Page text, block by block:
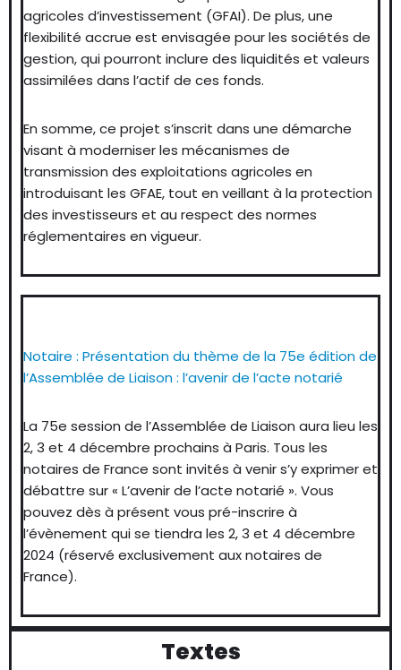
agricoles d’investissement (GFAI). De plus, une
flexibilité accrue est envisagée pour les sociétés de
gestion, qui pourront inclure des liquidités et valeurs
assimilées dans l’actif de ces fonds.
En somme, ce projet s’inscrit dans une démarche
visant à moderniser les mécanismes de
transmission des exploitations agricoles en
introduisant les GFAE, tout en veillant à la protection
des investisseurs et au respect des normes
réglementaires en vigueur.
Notaire : Présentation du thème de la 75e édition de
l’Assemblée de Liaison : l’avenir de l’acte notarié
La 75e session de l’Assemblée de Liaison aura lieu les
2, 3 et 4 décembre prochains à Paris. Tous les
notaires de France sont invités à venir s’y exprimer et
débattre sur « L’avenir de l’acte notarié ». Vous
pouvez dès à présent vous pré-inscrire à
l’évènement qui se tiendra les 2, 3 et 4 décembre
2024 (réservé exclusivement aux notaires de
France).
Textes